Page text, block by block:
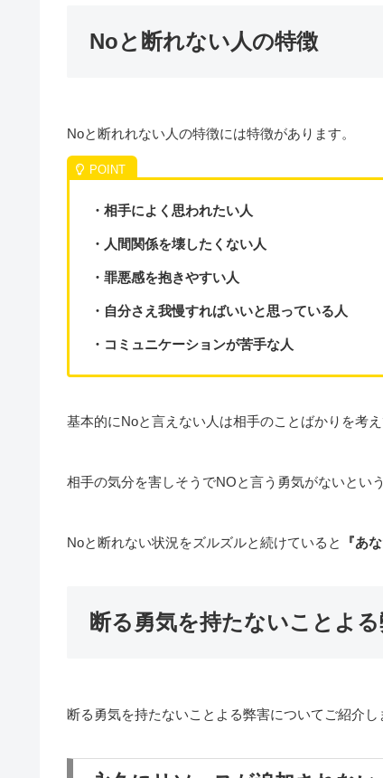
Noと断れない人の特徴
Noと断れれない人の特徴には特徴があります。
・相手によく思われたい人
・人間関係を壊したくない人
・罪悪感を抱きやすい人
・自分さえ我慢すればいいと思っている人
・コミュニケーションが苦手な人
基本的にNoと言えない人は相手のことばかりを考え
相手の気分を害しそうでNOと言う勇気がないとい
Noと断れない状況をズルズルと続けていると 『あ
断る勇気を持たないことよ
断る勇気を持たないことよる弊害についてご紹介し